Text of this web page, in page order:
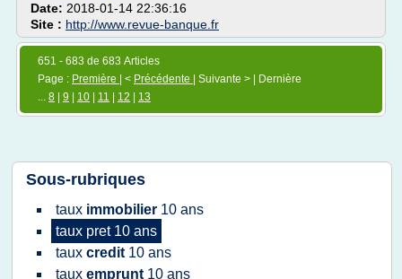
Date: 2018-01-14 22:36:16
Site : http://www.revue-banque.fr
651 - 683 de 683 Articles
Page : Première | < Précédente
| Suivante > | Dernière
... 8 9 10 11 12 13
Sous-rubriques
taux immobilier 10 ans
taux pret 10 ans
taux credit 10 ans
taux emprunt 10 ans